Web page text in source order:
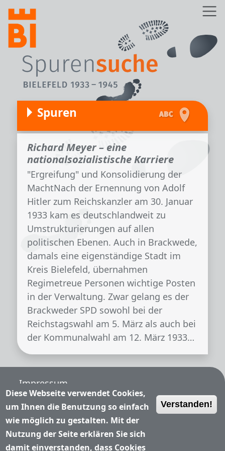
Direkt zum Inhalt
Spuren
Richard Meyer – eine
nationalsozialistische Karriere
"Ergreifung" und Konsolidierung der
MachtNach der Ernennung von Adolf
Hitler zum Reichskanzler am 30. Januar
1933 kam es deutschlandweit zu
Umstrukturierungen auf allen
politischen Ebenen. Auch in Brackwede,
damals eine eigenständige Stadt im
Kreis Bielefeld, übernahmen
Regimetreue Personen wichtige Posten
in der Verwaltung. Zwar gelang es der
Brackweder SPD sowohl bei der
Reichstagswahl am 5. März als auch bei
der Kommunalwahl am 12. März 1933…
Fußzeile
Impressum
Nutzungsbedingungen
Datenschutzerklärung
Diese Webseite verwendet Cookies,
um Ihnen die Benutzung so einfach
wie möglich zu gestalten. Mit der
Nutzung der Seite erklären Sie sich
damit einverstanden, dass Cookies
Verstanden!